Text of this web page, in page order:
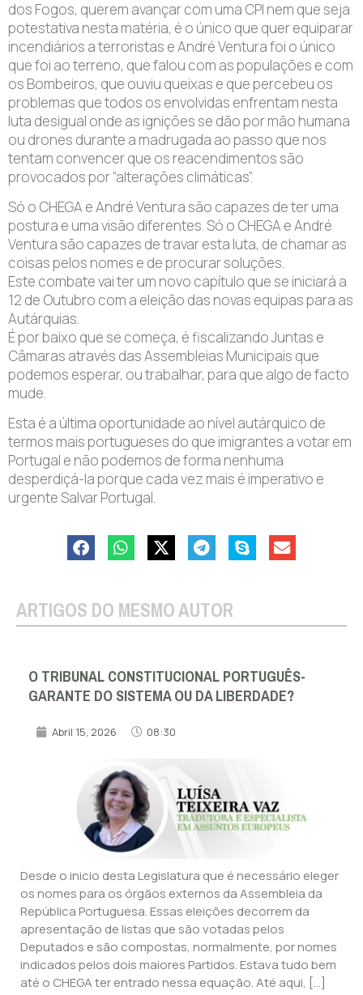
dos Fogos, querem avançar com uma CPI nem que seja
potestativa nesta matéria, é o único que quer equiparar
incendiários a terroristas e André Ventura foi o único
que foi ao terreno, que falou com as populações e com
os Bombeiros, que ouviu queixas e que percebeu os
problemas que todos os envolvidas enfrentam nesta
luta desigual onde as ignições se dão por mão humana
ou drones durante a madrugada ao passo que nos
tentam convencer que os reacendimentos são
provocados por “alterações climáticas”.
Só o CHEGA e André Ventura são capazes de ter uma
postura e uma visão diferentes. Só o CHEGA e André
Ventura são capazes de travar esta luta, de chamar as
coisas pelos nomes e de procurar soluções.
Este combate vai ter um novo capítulo que se iniciará a
12 de Outubro com a eleição das novas equipas para as
Autárquias.
É por baixo que se começa, é fiscalizando Juntas e
Câmaras através das Assembleias Municipais que
podemos esperar, ou trabalhar, para que algo de facto
mude.
Esta é a última oportunidade ao nível autárquico de
termos mais portugueses do que imigrantes a votar em
Portugal e não podemos de forma nenhuma
desperdiçá-la porque cada vez mais é imperativo e
urgente Salvar Portugal.
ARTIGOS DO MESMO AUTOR
O TRIBUNAL CONSTITUCIONAL PORTUGUÊS-
GARANTE DO SISTEMA OU DA LIBERDADE?
Abril 15, 2026 08:30
Desde o inicio desta Legislatura que é necessário eleger
os nomes para os órgãos externos da Assembleia da
República Portuguesa. Essas eleições decorrem da
apresentação de listas que são votadas pelos
Deputados e são compostas, normalmente, por nomes
indicados pelos dois maiores Partidos. Estava tudo bem
até o CHEGA ter entrado nessa equação. Até aqui, […]